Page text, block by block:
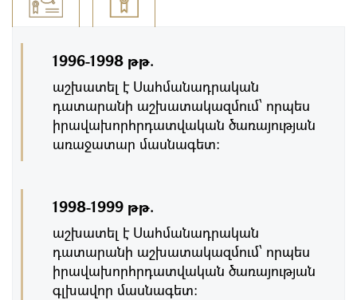
1996-1998 թթ.
աշխատել է Սահմանադրական
դատարանի աշխատակազմում՝ որպես
իրավախորհրդատվական ծառայության
առաջատար մասնագետ:
1998-1999 թթ.
աշխատել է Սահմանադրական
դատարանի աշխատակազմում՝ որպես
իրավախորհրդատվական ծառայության
գլխավոր մասնագետ: